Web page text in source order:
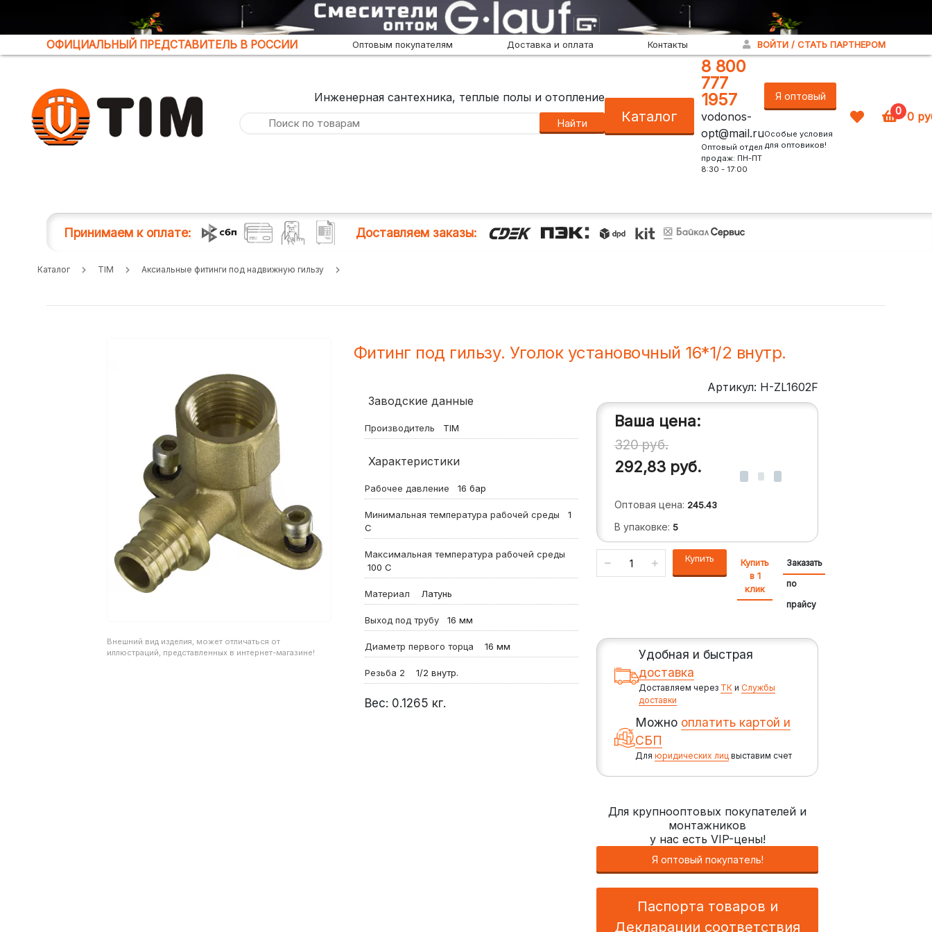
ОФИЦИАЛЬНЫЙ ПРЕДСТАВИТЕЛЬ В РОССИИ Оптовым покупателям Доставка и оплата Контакты ВОЙТИ / СТАТЬ ПАРТНЕРОМ
Инженерная сантехника, теплые полы и отопление
Найти Каталог
8 800
777
1957
vodonos-
opt@mail.ru
Оптовый отдел
продаж: ПН-ПТ
8:30 - 17:00
Я оптовый
Особые условия
для оптовиков!
0 0
Принимаем к оплате: Доставляем заказы:
Каталог TIM Аксиальные фитинги под надвижную гильзу
Внешний вид изделия, может отличаться от
иллюстраций, представленных в интернет-магазине!
Фитинг под гильзу. Уголок установочный 16*1/2 внутр.
Заводские данные
Производитель TIM
Характеристики
Рабочее давление 16 бар
Минимальная температура рабочей среды
1
С
Максимальная температура рабочей среды
100 С
Материал Латунь
Выход под трубу 16 мм
Диаметр первого торца 16 мм
Резьба 2 1/2 внутр.
Вес: 0.1265 кг.
Артикул: H-ZL1602F
Ваша цена:
320руб.
292,83 руб.
Оптовая цена: 245.43
В упаковке: 5
Купить
Купить
в 1
клик
Заказать
по
прайсу
Удобная и быстрая
доставка
Доставляем через ТКи Службы
доставки
Можно оплатить картой и
СБП
Для юридических лицвыставим счет
Для крупнооптовых покупателей и
монтажников
у нас есть VIP-цены!
Я оптовый покупатель!
Паспорта товаров и
Декларации соответствия